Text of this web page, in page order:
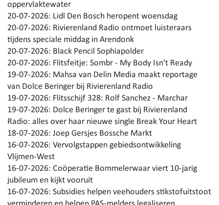
oppervlaktewater
20-07-2026: Lidl Den Bosch heropent woensdag
20-07-2026: Rivierenland Radio ontmoet luisteraars
tijdens speciale middag in Arendonk
20-07-2026: Black Pencil Sophiapolder
20-07-2026: Flitsfeitje: Sombr - My Body Isn't Ready
19-07-2026: Mahsa van Delin Media maakt reportage
van Dolce Beringer bij Rivierenland Radio
19-07-2026: Flitsschijf 328: Rolf Sanchez - Marchar
19-07-2026: Dolce Beringer te gast bij Rivierenland
Radio: alles over haar nieuwe single Break Your Heart
18-07-2026: Joep Gersjes Bossche Markt
16-07-2026: Vervolgstappen gebiedsontwikkeling
Vlijmen-West
16-07-2026: Coöperatie Bommelerwaar viert 10-jarig
jubileum en kijkt vooruit
16-07-2026: Subsidies helpen veehouders stikstofuitstoot